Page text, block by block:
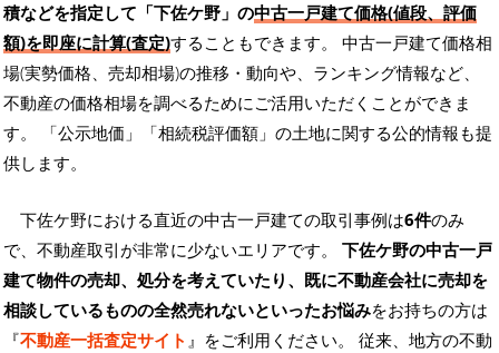
積などを指定して「下佐ケ野」の中古一戸建て価格(値段、評価
額)を即座に計算(査定)することもできます。 中古一戸建て価格相
場(実勢価格、売却相場)の推移・動向や、ランキング情報など、
不動産の価格相場を調べるためにご活用いただくことができま
す。
「公示地価」「相続税評価額」の土地に関する公的情報も提
供します。
下佐ケ野における直近の中古一戸建ての取引事例は6件のみ
で、不動産取引が非常に少ないエリアです。 下佐ケ野の中古一戸
建て物件の売却、処分を考えていたり、既に不動産会社に売却を
相談しているものの全然売れないといったお悩みをお持ちの方は
『不動産一括査定サイト 』をご利用ください。 従来、地方の不動